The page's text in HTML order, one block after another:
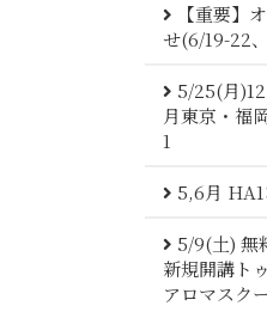
【重要】
せ(6/19-22
5/25(月
月東京・福
1
5,6月
5/9(土) 無
新規開講ト
アロマスク